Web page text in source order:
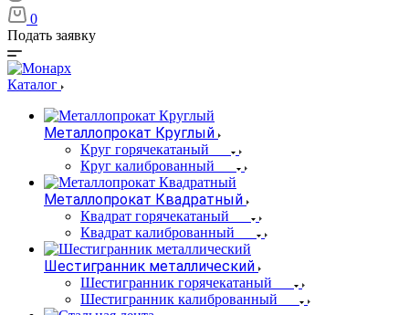
0
Подать заявку
Каталог
Металлопрокат Круглый
Круг горячекатаный
Круг калиброванный
Металлопрокат Квадратный
Квадрат горячекатаный
Квадрат калиброванный
Шестигранник металлический
Шестигранник горячекатаный
Шестигранник калиброванный